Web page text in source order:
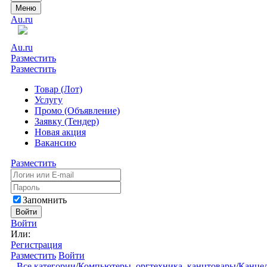
Меню
Au.ru
Au.ru
Разместить
Разместить
Товар (Лот)
Услугу
Промо (Объявление)
Заявку (Тендер)
Новая акция
Вакансию
Разместить
Запомнить
Войти
Войти
Или:
Регистрация
Разместить Войти